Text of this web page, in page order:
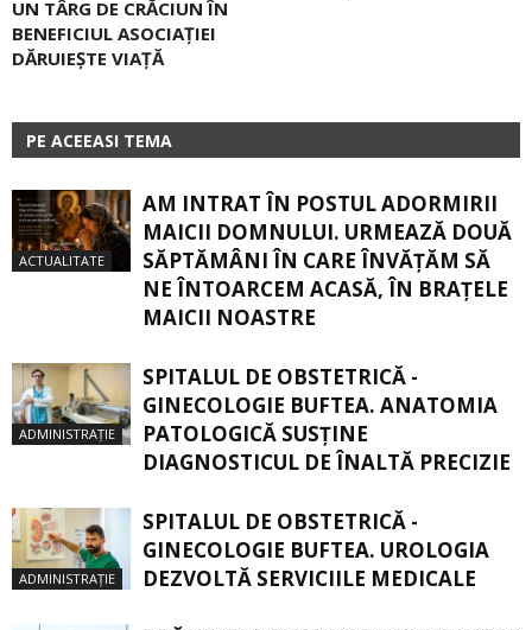
UN TÂRG DE CRĂCIUN ÎN
BENEFICIUL ASOCIAȚIEI
DĂRUIEȘTE VIAȚĂ
PE ACEEASI TEMA
ACTUALITATE
AM INTRAT ÎN POSTUL ADORMIRII
MAICII DOMNULUI. URMEAZĂ DOUĂ
SĂPTĂMÂNI ÎN CARE ÎNVĂŢĂM SĂ
NE ÎNTOARCEM ACASĂ, ÎN BRAŢELE
MAICII NOASTRE
ADMINISTRAȚIE
SPITALUL DE OBSTETRICĂ -
GINECOLOGIE BUFTEA. ANATOMIA
PATOLOGICĂ SUSŢINE
DIAGNOSTICUL DE ÎNALTĂ PRECIZIE
ADMINISTRAȚIE
SPITALUL DE OBSTETRICĂ -
GINECOLOGIE BUFTEA. UROLOGIA
DEZVOLTĂ SERVICIILE MEDICALE